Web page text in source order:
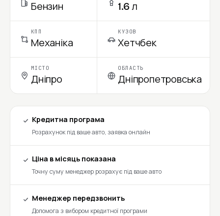
Бензин 1.6 л
КПП
Механіка
КУЗОВ
Хетчбек
МІСТО
Дніпро
ОБЛАСТЬ
Дніпропетровська
Кредитна програма
Розрахунок під ваше авто, заявка онлайн
Ціна в місяць показана
Точну суму менеджер розрахує під ваше авто
Менеджер передзвонить
Допомога з вибором кредитної програми